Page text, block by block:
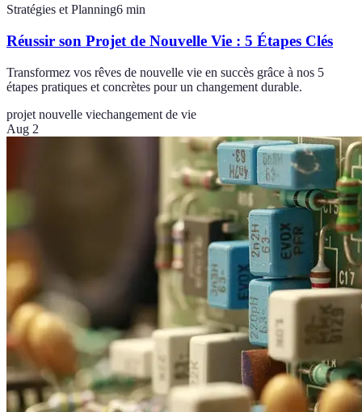
Stratégies et Planning6 min
Réussir son Projet de Nouvelle Vie : 5 Étapes Clés
Transformez vos rêves de nouvelle vie en succès grâce à nos 5
étapes pratiques et concrètes pour un changement durable.
projet nouvelle viechangement de vie
Aug 2